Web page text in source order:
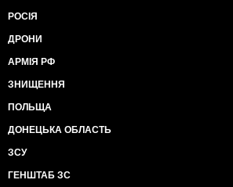
РОСІЯ
ДРОНИ
АРМІЯ РФ
ЗНИЩЕННЯ
ПОЛЬЩА
ДОНЕЦЬКА ОБЛАСТЬ
ЗСУ
ГЕНШТАБ ЗС